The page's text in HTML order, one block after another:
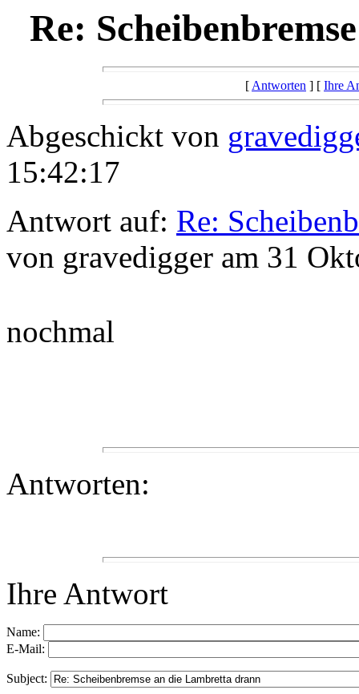
Re:
[Antworten ] [ Ihre
Abgeschickt von
15:42:17
Antwort auf: Re:
von gravedigger am 31
nochmal
Antworten:
Ihre Antwort
Name:
E-Mail:
Subject: